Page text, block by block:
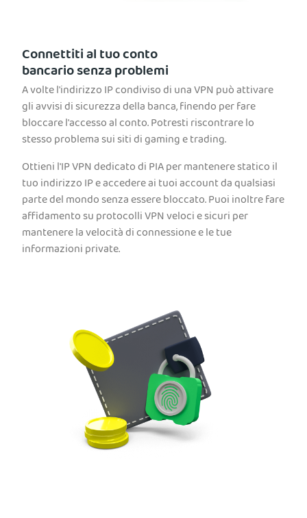
Connettiti al tuo conto
bancario senza problemi
A volte l'indirizzo IP condiviso di una VPN può attivare
gli avvisi di sicurezza della banca, finendo per fare
bloccare l'accesso al conto. Potresti riscontrare lo
stesso problema sui siti di gaming e trading.
Ottieni l'IP VPN dedicato di PIA per mantenere statico il
tuo indirizzo IP e accedere ai tuoi account da qualsiasi
parte del mondo senza essere bloccato. Puoi inoltre fare
affidamento su protocolli VPN veloci e sicuri per
mantenere la velocità di connessione e le tue
informazioni private.